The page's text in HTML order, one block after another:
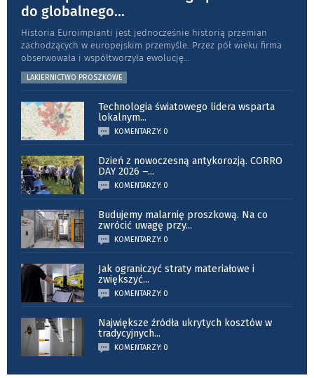
do globalnego...
Historia Euroimpianti jest jednocześnie historią przemian
zachodzących w europejskim przemyśle. Przez pół wieku firma
obserwowała i współtworzyła ewolucję
LAKIERNICTWO PROSZKOWE
Technologia światowego lidera wsparta
lokalnym...
KOMENTARZY: 0
Dzień z nowoczesną antykorozją. CORRO
DAY 2026 –...
KOMENTARZY: 0
Budujemy malarnię proszkową. Na co
zwrócić uwagę przy...
KOMENTARZY: 0
Jak ograniczyć straty materiałowe i
zwiększyć...
KOMENTARZY: 0
Największe źródła ukrytych kosztów w
tradycyjnych...
KOMENTARZY: 0